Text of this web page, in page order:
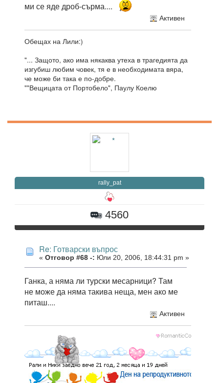
ми се яде дроб-сърма....
Активен
Обещах на Лили:)
"... Защото, ако има някаква утеха в трагедията да
изгубиш любим човек, тя е в необходимата вяра,
че може би така е по-добре.
""Вещицата от Портобело", Паулу Коелю
rally_pat
4560
Re: Готварски въпрос
« Отговор #68 -: Юли 20, 2006, 18:44:31 pm »
Ганка, а няма ли турски месарници? Там
не може да няма такива неща, мен ако ме
питаш....
Активен